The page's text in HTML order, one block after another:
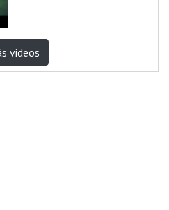
videos